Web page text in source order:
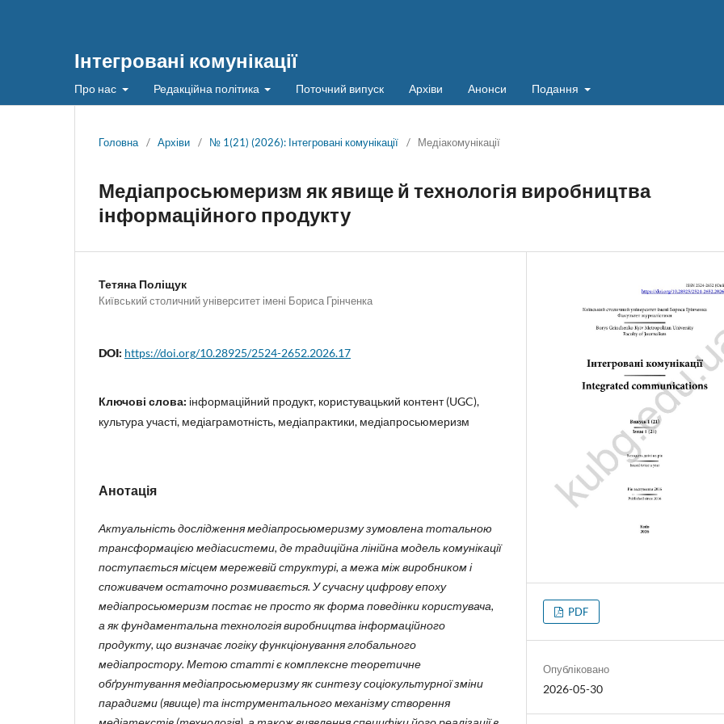
Інтегровані комунікації
Про нас Редакційна політика Поточний випуск Архіви Анонси Подання
Головна / Архіви / № 1(21) (2026): Інтегровані комунікації / Медіакомунікації
Медіапросьюмеризм як явище й технологія виробництва
інформаційного продукту
Тетяна Поліщук
Київський столичний університет імені Бориса Грінченка
DOI: https://doi.org/10.28925/2524-2652.2026.17
Ключові слова: інформаційний продукт, користувацький контент (UGC),
культура участі, медіаграмотність, медіапрактики, медіапросьюмеризм
Анотація
Актуальність дослідження медіапросьюмеризму зумовлена тотальною
трансформацією медіасистеми, де традиційна лінійна модель комунікації
поступається місцем мережевій структурі, а межа між виробником і
споживачем остаточно розмивається. У сучасну цифрову епоху
медіапросьюмеризм постає не просто як форма поведінки користувача,
а як фундаментальна технологія виробництва інформаційного
продукту, що визначає логіку функціонування глобального
медіапростору. Метою статті є комплексне теоретичне
обґрунтування медіапросьюмеризму як синтезу соціокультурної зміни
парадигми (явище) та інструментального механізму створення
PDF
Опубліковано
2026-05-30